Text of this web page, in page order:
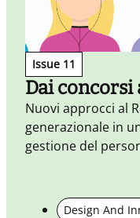
Issue 11
Dai concorsi
Nuovi approcci al
generazionale in
gestione del
Design And